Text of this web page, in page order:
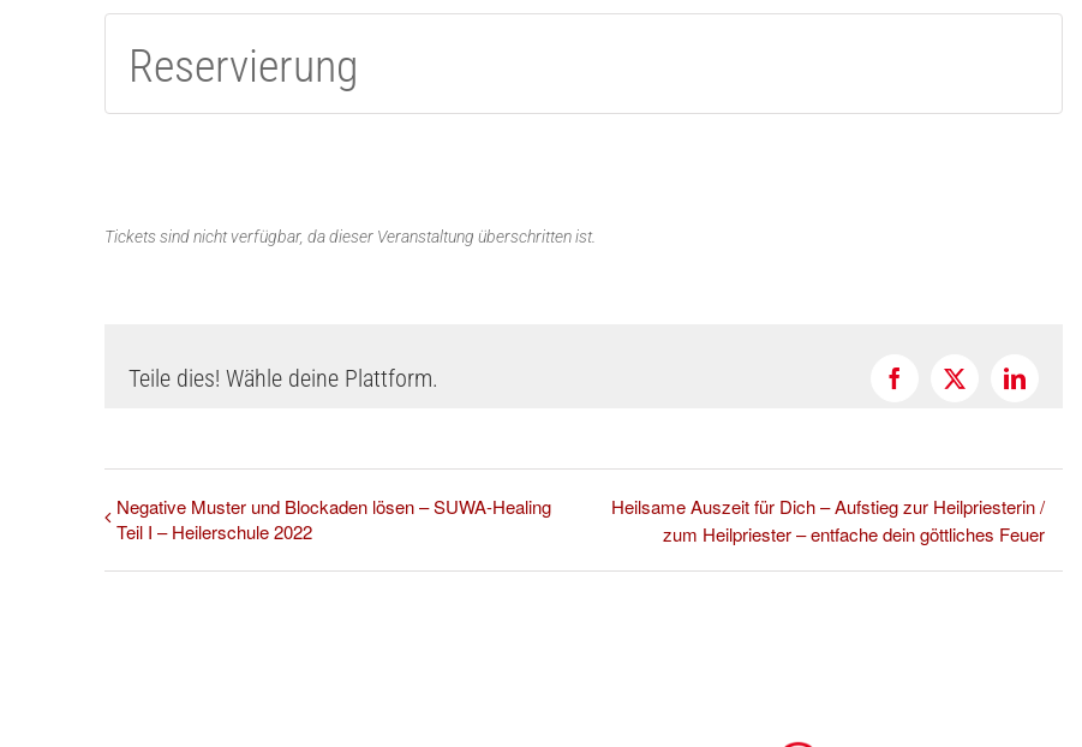
Reservierung
Tickets sind nicht verfügbar, da dieser Veranstaltung überschritten ist.
Teile dies! Wähle deine Plattform. Facebook
X LinkedIn
Negative Muster und Blockaden lösen – SUWA-Healing
Teil I – Heilerschule 2022
Heilsame Auszeit für Dich – Aufstieg zur Heilpriesterin /
zum Heilpriester – entfache dein göttliches Feuer